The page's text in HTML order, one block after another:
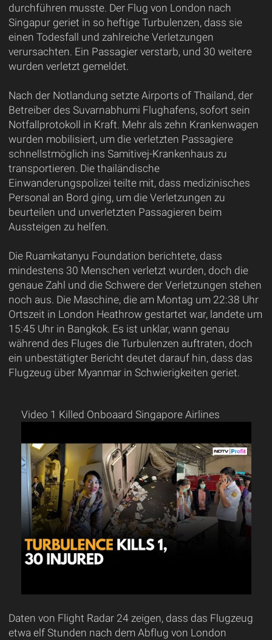
durchführen musste. Der Flug von London nach
Singapur geriet in so heftige Turbulenzen, dass sie
einen Todesfall und zahlreiche Verletzungen
verursachten. Ein Passagier verstarb, und 30 weitere
wurden verletzt gemeldet.
Nach der Notlandung setzte Airports of Thailand, der
Betreiber des Suvarnabhumi Flughafens, sofort sein
Notfallprotokoll in Kraft. Mehr als zehn Krankenwagen
wurden mobilisiert, um die verletzten Passagiere
schnellstmöglich ins Samitivej-Krankenhaus zu
transportieren. Die thailändische
Einwanderungspolizei teilte mit, dass medizinisches
Personal an Bord ging, um die Verletzungen zu
beurteilen und unverletzten Passagieren beim
Aussteigen zu helfen.
Die Ruamkatanyu Foundation berichtete, dass
mindestens 30 Menschen verletzt wurden, doch die
genaue Zahl und die Schwere der Verletzungen stehen
noch aus. Die Maschine, die am Montag um 22:38 Uhr
Ortszeit in London Heathrow gestartet war, landete um
15:45 Uhr in Bangkok. Es ist unklar, wann genau
während des Fluges die Turbulenzen auftraten, doch
ein unbestätigter Bericht deutet darauf hin, dass das
Flugzeug über Myanmar in Schwierigkeiten geriet.
Video 1 Killed Onboaard Singapore Airlines
Daten von Flight Radar 24 zeigen, dass das Flugzeug
etwa elf Stunden nach dem Abflug von London